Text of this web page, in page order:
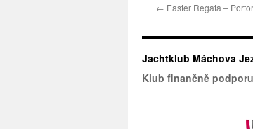
← Easter Regata –
Jachtklub Máchova
Klub finančně